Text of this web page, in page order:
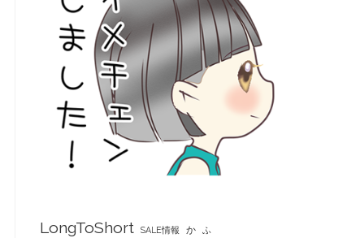
LongToShort SALE情報 か ふ